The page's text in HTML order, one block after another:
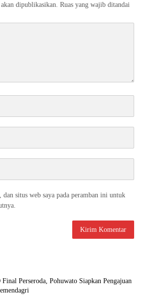
dipublikasikan. Ruas yang wajib ditandai
dan situs web saya pada peramban ini untuk
Final Perseroda, Pohuwato Siapkan Pengajuan